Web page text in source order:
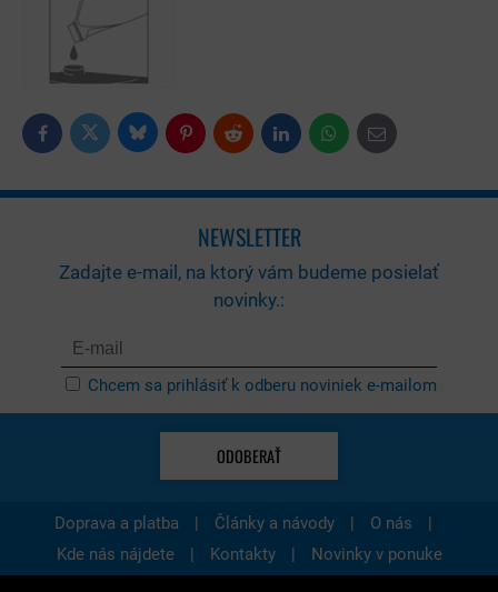
FacebookTwitter BlueskyPinterestReddit LinkedInWhatsApp
E-
mail
NEWSLETTER
Zadajte e-mail, na ktorý vám budeme posielať
novinky.:
Chcem sa prihlásiť k odberu noviniek e-mailom
ODOBERAŤ
Doprava a platba | Články a návody | O nás
|
Kde nás nájdete
| Kontakty | Novinky v ponuke